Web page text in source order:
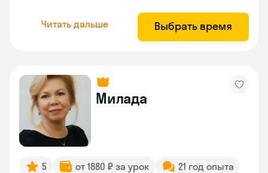
Читать дальше Выбрать время
Милада
5 от 1880 ₽ за урок 21 год опыта